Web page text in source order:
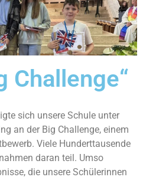
Challenge“
sich unsere Schule unter
an der Big Challenge, einem
Viele Hunderttausende
daran teil. Umso
die unsere Schülerinnen